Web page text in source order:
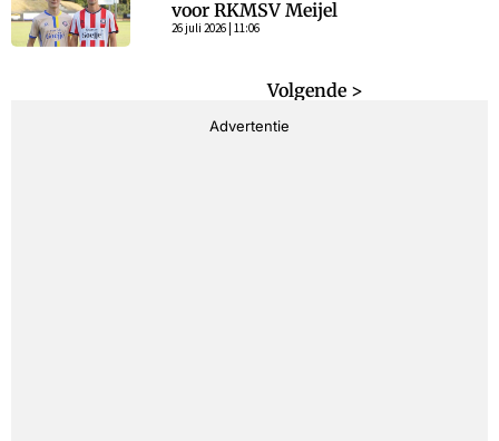
voor RKMSV Meijel
26 juli 2026 | 11:06
Volgende >
Advertentie